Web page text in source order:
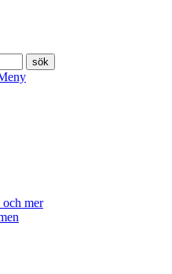
och mer